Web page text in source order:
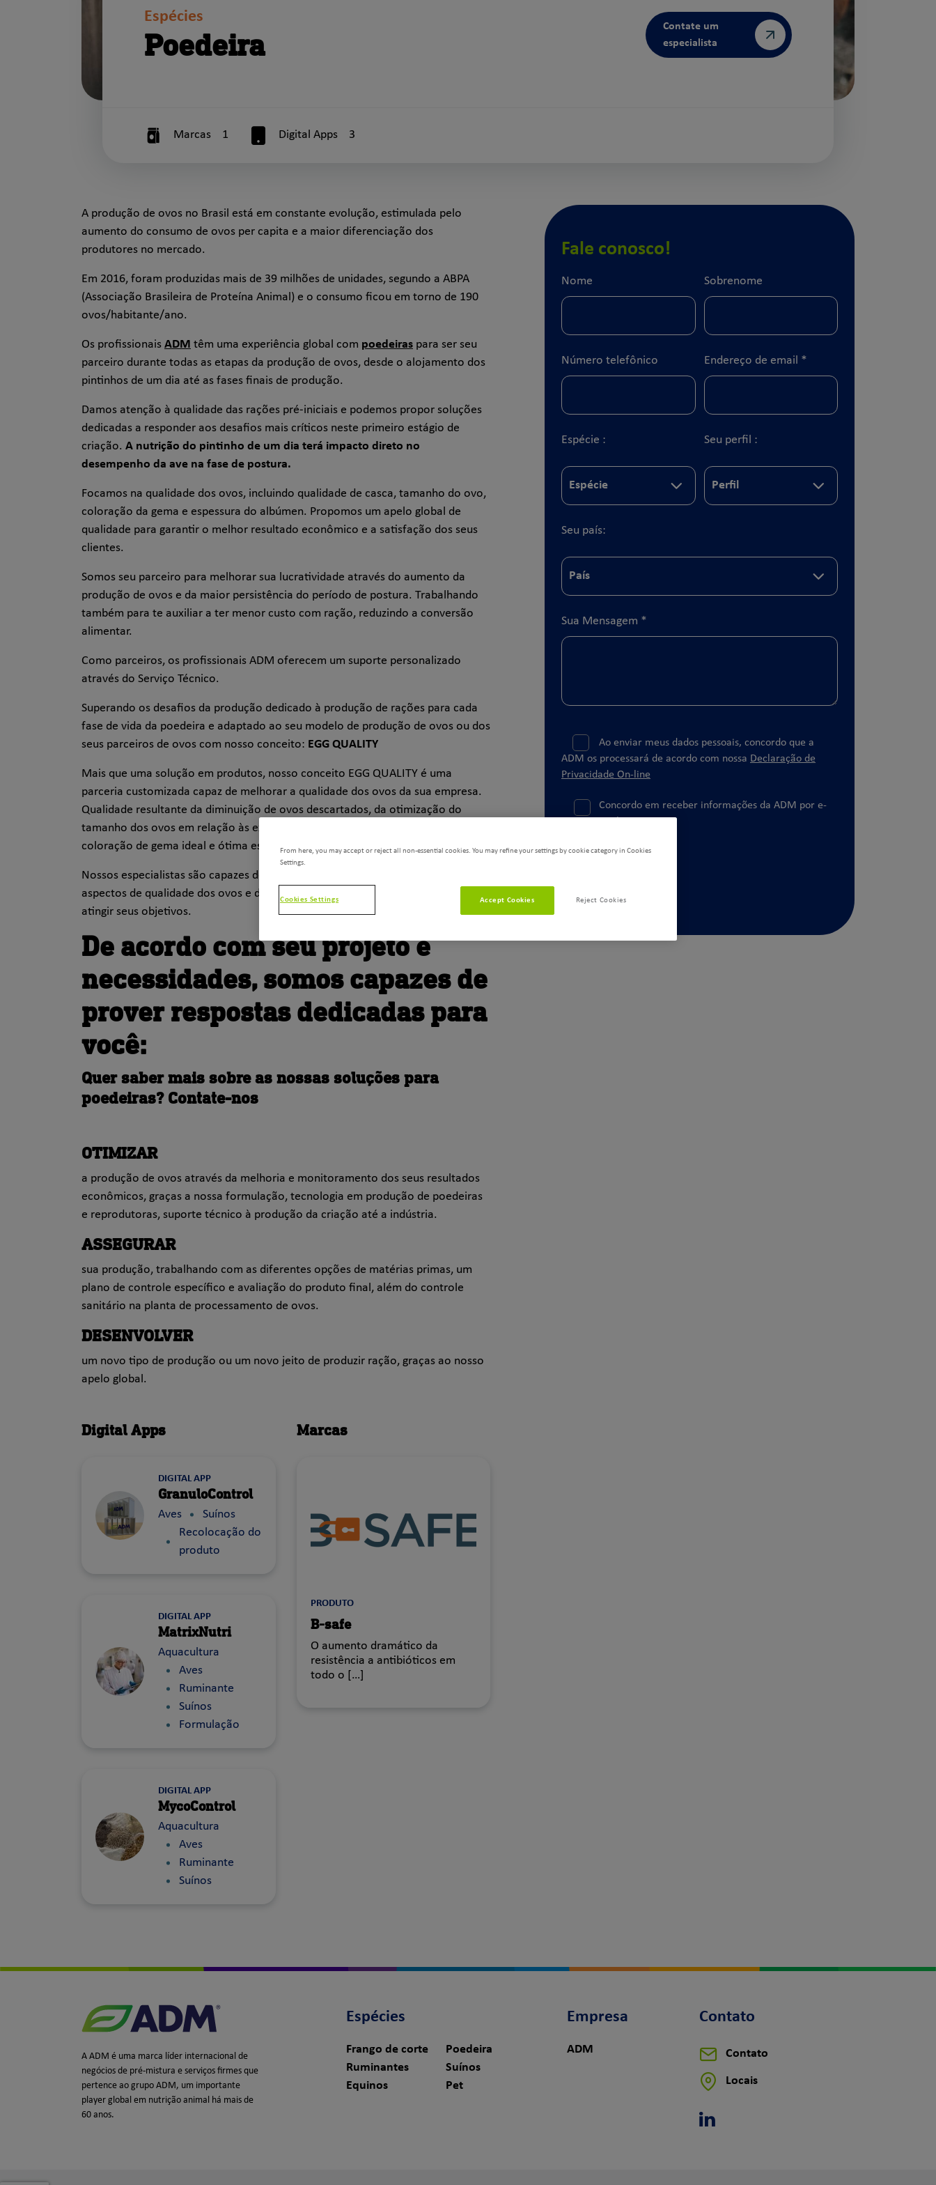
Espécies
Poedeira
Contate um
especialista
Marcas 1 Digital Apps 3
A produção de ovos no Brasil está em constante evolução, estimulada pelo
aumento do consumo de ovos per capita e a maior diferenciação dos
produtores no mercado.
Em 2016, foram produzidas mais de 39 milhões de unidades, segundo a ABPA
(Associação Brasileira de Proteína Animal) e o consumo ficou em torno de 190
ovos/habitante/ano.
Os profissionais ADM têm uma experiência global com poedeiras para ser seu
parceiro durante todas as etapas da produção de ovos, desde o alojamento dos
pintinhos de um dia até as fases finais de produção.
Damos atenção à qualidade das rações pré-iniciais e podemos propor soluções
dedicadas a responder aos desafios mais críticos neste primeiro estágio de
criação. A nutrição do pintinho de um dia terá impacto direto no
desempenho da ave na fase de postura.
Focamos na qualidade dos ovos, incluindo qualidade de casca, tamanho do ovo,
coloração da gema e espessura do albúmen. Propomos um apelo global de
qualidade para garantir o melhor resultado econômico e a satisfação dos seus
clientes.
Somos seu parceiro para melhorar sua lucratividade através do aumento da
produção de ovos e da maior persistência do período de postura. Trabalhando
também para te auxiliar a ter menor custo com ração, reduzindo a conversão
alimentar.
Como parceiros, os profissionais ADM oferecem um suporte personalizado
através do Serviço Técnico.
Superando os desafios da produção dedicado à produção de rações para cada
fase de vida da poedeira e adaptado ao seu modelo de produção de ovos ou dos
seus parceiros de ovos com nosso conceito: EGG QUALITY
Mais que uma solução em produtos, nosso conceito EGG QUALITY é uma
parceria customizada capaz de melhorar a qualidade dos ovos da sua empresa.
Qualidade resultante da diminuição de ovos descartados, da otimização do
tamanho dos ovos em relação às expectativas do mercado, de ovos com
coloração de gema ideal e ótima espessura de albúmem.
Nossos especialistas são capazes de mensurar a performance da granja nos
aspectos de qualidade dos ovos e de identificar possibilidades de melhoria para
atingir seus objetivos.
De acordo com seu projeto e
necessidades, somos capazes de
prover respostas dedicadas para
você:
Quer saber mais sobre as nossas soluções para
poedeiras? Contate-nos
OTIMIZAR
a produção de ovos através da melhoria e monitoramento dos seus resultados
econômicos, graças a nossa formulação, tecnologia em produção de poedeiras
e reprodutoras, suporte técnico à produção da criação até a indústria.
ASSEGURAR
sua produção, trabalhando com as diferentes opções de matérias primas, um
plano de controle específico e avaliação do produto final, além do controle
sanitário na planta de processamento de ovos.
DESENVOLVER
um novo tipo de produção ou um novo jeito de produzir ração, graças ao nosso
apelo global.
Digital Apps
GranuloControl
DIGITAL APP
Aves
Suínos
Recolocação do
produto
MatrixNutri
DIGITAL APP
Aquacultura
Aves
Ruminante
Suínos
Formulação
MycoControl
DIGITAL APP
Aquacultura
Aves
Ruminante
Suínos
Marcas
B-safe
PRODUTO
O aumento dramático da
resistência a antibióticos em
todo o […]
Fale conosco!
Nome Sobrenome
Número telefônico Endereço de email *
Espécie : Seu perfil :
Seu país:
Sua Mensagem *
Ao enviar meus dados pessoais, concordo que a
ADM os processará de acordo com nossa Declaração de
Privacidade On-line
Concordo em receber informações da ADM por e-
A ADM é uma marca líder internacional de
negócios de pré-mistura e serviços firmes que
pertence ao grupo ADM, um importante
player global em nutrição animal há mais de
60 anos.
Espécies
Frango de corte
Poedeira
Ruminantes
Suínos
Equinos
Pet
Empresa
ADM
Contato
Contato
Locais
Linkedin
From here, you may accept or reject all non-essential cookies. You may refine your settings by cookie category in Cookies
Settings.
Cookies Settings Reject Cookies
Accept Cookies